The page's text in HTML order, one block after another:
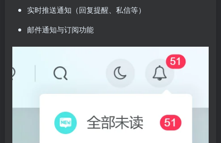
实时推送通知（回复提醒、私信等）
邮件通知与订阅功能